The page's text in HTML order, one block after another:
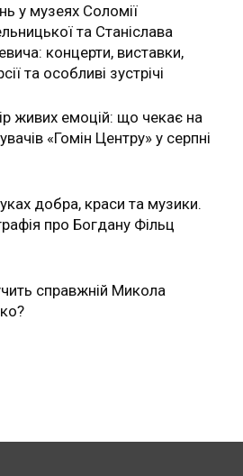
у музеях Соломії
та Станіслава
концерти, виставки,
та особливі зустрічі
живих емоцій: що чекає на
«Гомін Центру» у серпні
добра, краси та музики.
про Богдану Фільц
справжній Микола